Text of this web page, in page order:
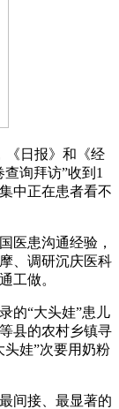
日报》和《经
询拜访”收到1
中正在患者看不
患沟通经验，
、调研沉庆医科
工做。
的“大头娃”患儿
县的农村乡镇寻
娃”次要用奶粉
间接、最显著的